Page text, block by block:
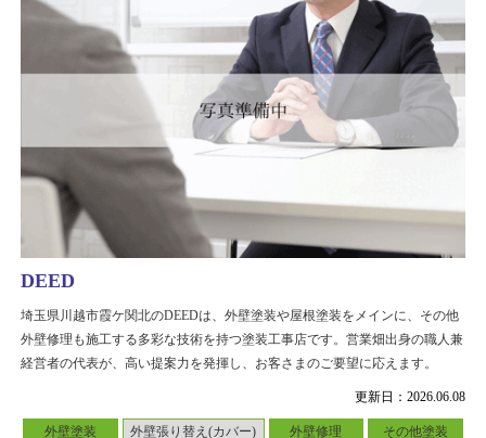
更新日：2026.06.08
外壁塗装 外壁張り替え(カバー) 外壁修理
その他塗装
DEED
埼玉県川越市霞ケ関北のDEEDは、外壁塗装や屋根塗装をメインに、その他
外壁修理も施工する多彩な技術を持つ塗装工事店です。営業畑出身の職人兼
経営者の代表が、高い提案力を発揮し、お客さまのご要望に応えます。